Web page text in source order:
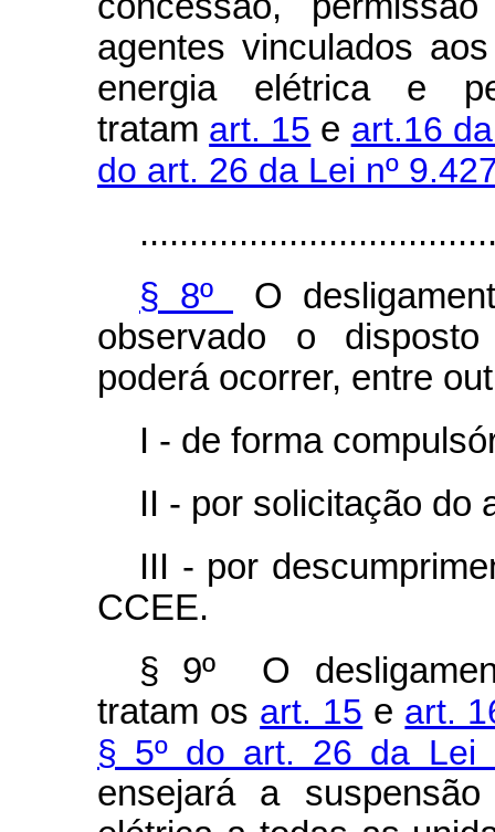
agentes vinculados
energia elétrica e
tratam art. 15 e art.16
do art. 26 da Lei nº
§ 8º
O
observado o
poderá ocorrer, entre
I - de forma
II - por solicitação do
III - por
CCEE.
§ 9º O
tratam os art. 15 e art.
§ 5º do art. 26 da Lei
ensejará a